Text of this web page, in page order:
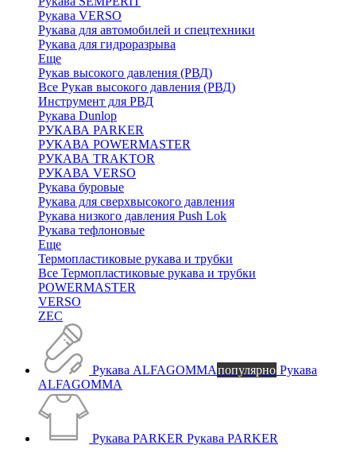
Рукава VERSO
Рукава для автомобилей и спецтехники
Рукава для гидроразрыва
Еще
Рукав высокого давления (РВД)
Все Рукав высокого давления (РВД)
Инструмент для РВД
Рукава Dunlop
РУКАВА PARKER
РУКАВА POWERMASTER
РУКАВА TRAKTOR
РУКАВА VERSO
Рукава буровые
Рукава для сверхвысокого давления
Рукава низкого давления Push Lok
Рукава тефлоновые
Еще
Термопластиковые рукава и трубки
Все Термопластиковые рукава и трубки
POWERMASTER
VERSO
ZEC
Рукава ALFAGOMMAпопулярно Рукава
ALFAGOMMA
Рукава PARKER Рукава PARKER